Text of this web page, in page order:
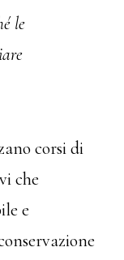
le
corsi di
che
e